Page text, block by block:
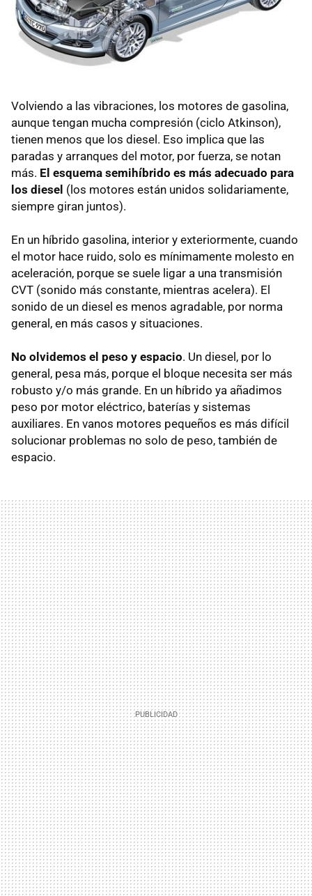
Volviendo a las vibraciones, los motores de gasolina,
aunque tengan mucha compresión (ciclo Atkinson),
tienen menos que los diesel. Eso implica que las
paradas y arranques del motor, por fuerza, se notan
más. El esquema semihíbrido es más adecuado para
los diesel (los motores están unidos solidariamente,
siempre giran juntos).
En un híbrido gasolina, interior y exteriormente, cuando
el motor hace ruido, solo es mínimamente molesto en
aceleración, porque se suele ligar a una transmisión
CVT (sonido más constante, mientras acelera). El
sonido de un diesel es menos agradable, por norma
general, en más casos y situaciones.
No olvidemos el peso y espacio. Un diesel, por lo
general, pesa más, porque el bloque necesita ser más
robusto y/o más grande. En un híbrido ya añadimos
peso por motor eléctrico, baterías y sistemas
auxiliares. En vanos motores pequeños es más difícil
solucionar problemas no solo de peso, también de
espacio.